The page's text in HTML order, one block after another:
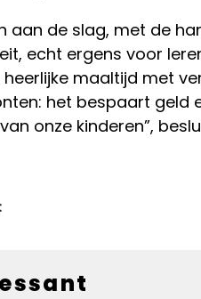
aan de slag, met de
echt ergens voor
heerlijke maaltijd met
het bespaart geld
onze kinderen”,